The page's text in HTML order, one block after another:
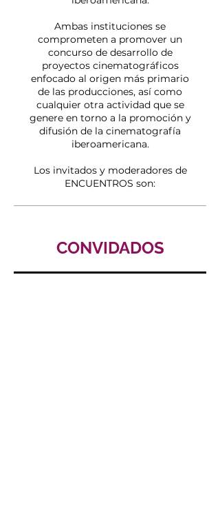
Ambas instituciones se
comprometen a promover un
concurso de desarrollo de
proyectos cinematográficos
enfocado al origen más primario
de las producciones, así como
cualquier otra actividad que se
genere en torno a la promoción y
difusión de la cinematografía
iberoamericana.
Los invitados y moderadores de
ENCUENTROS son:
CONVIDADOS